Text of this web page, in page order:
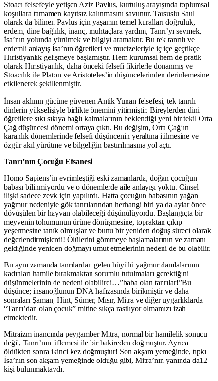
Stoacı felsefeyle yetişen Aziz Pavlus, kurtuluş arayışında toplumsal
koşullara tamamen kayıtsız kalınmasını savunur. Tarsuslu Saul
olarak da bilinen Pavlus için yaşamın temel kuralları doğruluk,
erdem, dine bağlılık, inanç, muhtaçlara yardım, Tanrı’yı sevmek,
İsa’nın yolunda yürümek ve bilgiyi aramaktır. Bu tek tanrılı ve
erdemli anlayış İsa’nın öğretileri ve mucizeleriyle iç içe geçtikçe
Hıristiyanlık gelişmeye başlamıştır. Hem kurumsal hem de pratik
olarak Hıristiyanlık, daha önceki felsefi fikirlerle donanmış ve
Stoacılık ile Platon ve Aristoteles’in düşüncelerinden derinlemesine
etkilenerek şekillenmiştir.
İnsan aklının gücüne güvenen Antik Yunan felsefesi, tek tanrılı
dinlerin yükselişiyle birlikte önemini yitirmiştir. Bireylerden dini
öğretilere sıkı sıkıya bağlı kalmalarının beklendiği yeni bir tekil Orta
Çağ düşüncesi dönemi ortaya çıktı. Bu değişim, Orta Çağ’ın
karanlık dönemlerinde felsefi düşüncenin yeraltına itilmesine ve
özgür akıl yürütme ve bilgeliğin bastırılmasına yol açtı.
Tanrı’nın Çocuğu Efsanesi
Homo Sapiens’in evrimleştiği eski zamanlarda, doğan çocuğun
babası bilinmiyordu ve o dönemlerde aile anlayışı yoktu. Cinsel
ilişki sadece zevk için yapılırdı. Hatta çocuğun babasının yağan
yağmur nedeniyle gök tanrılarından herhangi biri ya da aylar önce
dövüşülen bir hayvan olabileceği düşünülüyordu. Başlangıçta bir
meyvenin tohumunun ürüne dönüşmesine, topraktan çıkıp
yeşermesine tanık olmuşlar ve bunu bir yeniden doğuş süreci olarak
değerlendirmişlerdi! Ölülerini gömmeye başlamalarının ve zamanı
geldiğinde yeniden doğmayı umut etmelerinin nedeni de bu olabilir.
Bu aynı zamanda tanrılardan gelen büyülü yağmur damlalarının
kadınları hamile bırakmaktan sorumlu tutulmaları gerektiğini
düşünmelerinin de nedeni olabilirdi…”baba olan tanrılar!”Bu
düşünce; insanoğlunun DNA hafızasında birikmiştir ve daha
sonraları Şaman, Hint, Sümer, Mısır, Mitra ve diğer uygarlıklarda
“Tanrı’dan olan çocuk” mitine sıkça rastlıyor olmamızı izah
etmektedir.
Mitraizm inancında peygamber Mitra, normal bir hamilelik sonucu
değil, Tanrı’nın üflemesi ile bir bakireden doğmuştur. Ayrıca
öldükten sonra ikinci kez doğmuştur! Son akşam yemeğinde, tıpkı
İsa’nın son akşam yemeğinde olduğu gibi, Mitra’nın yanında da12
kişi bulunmaktaydı.